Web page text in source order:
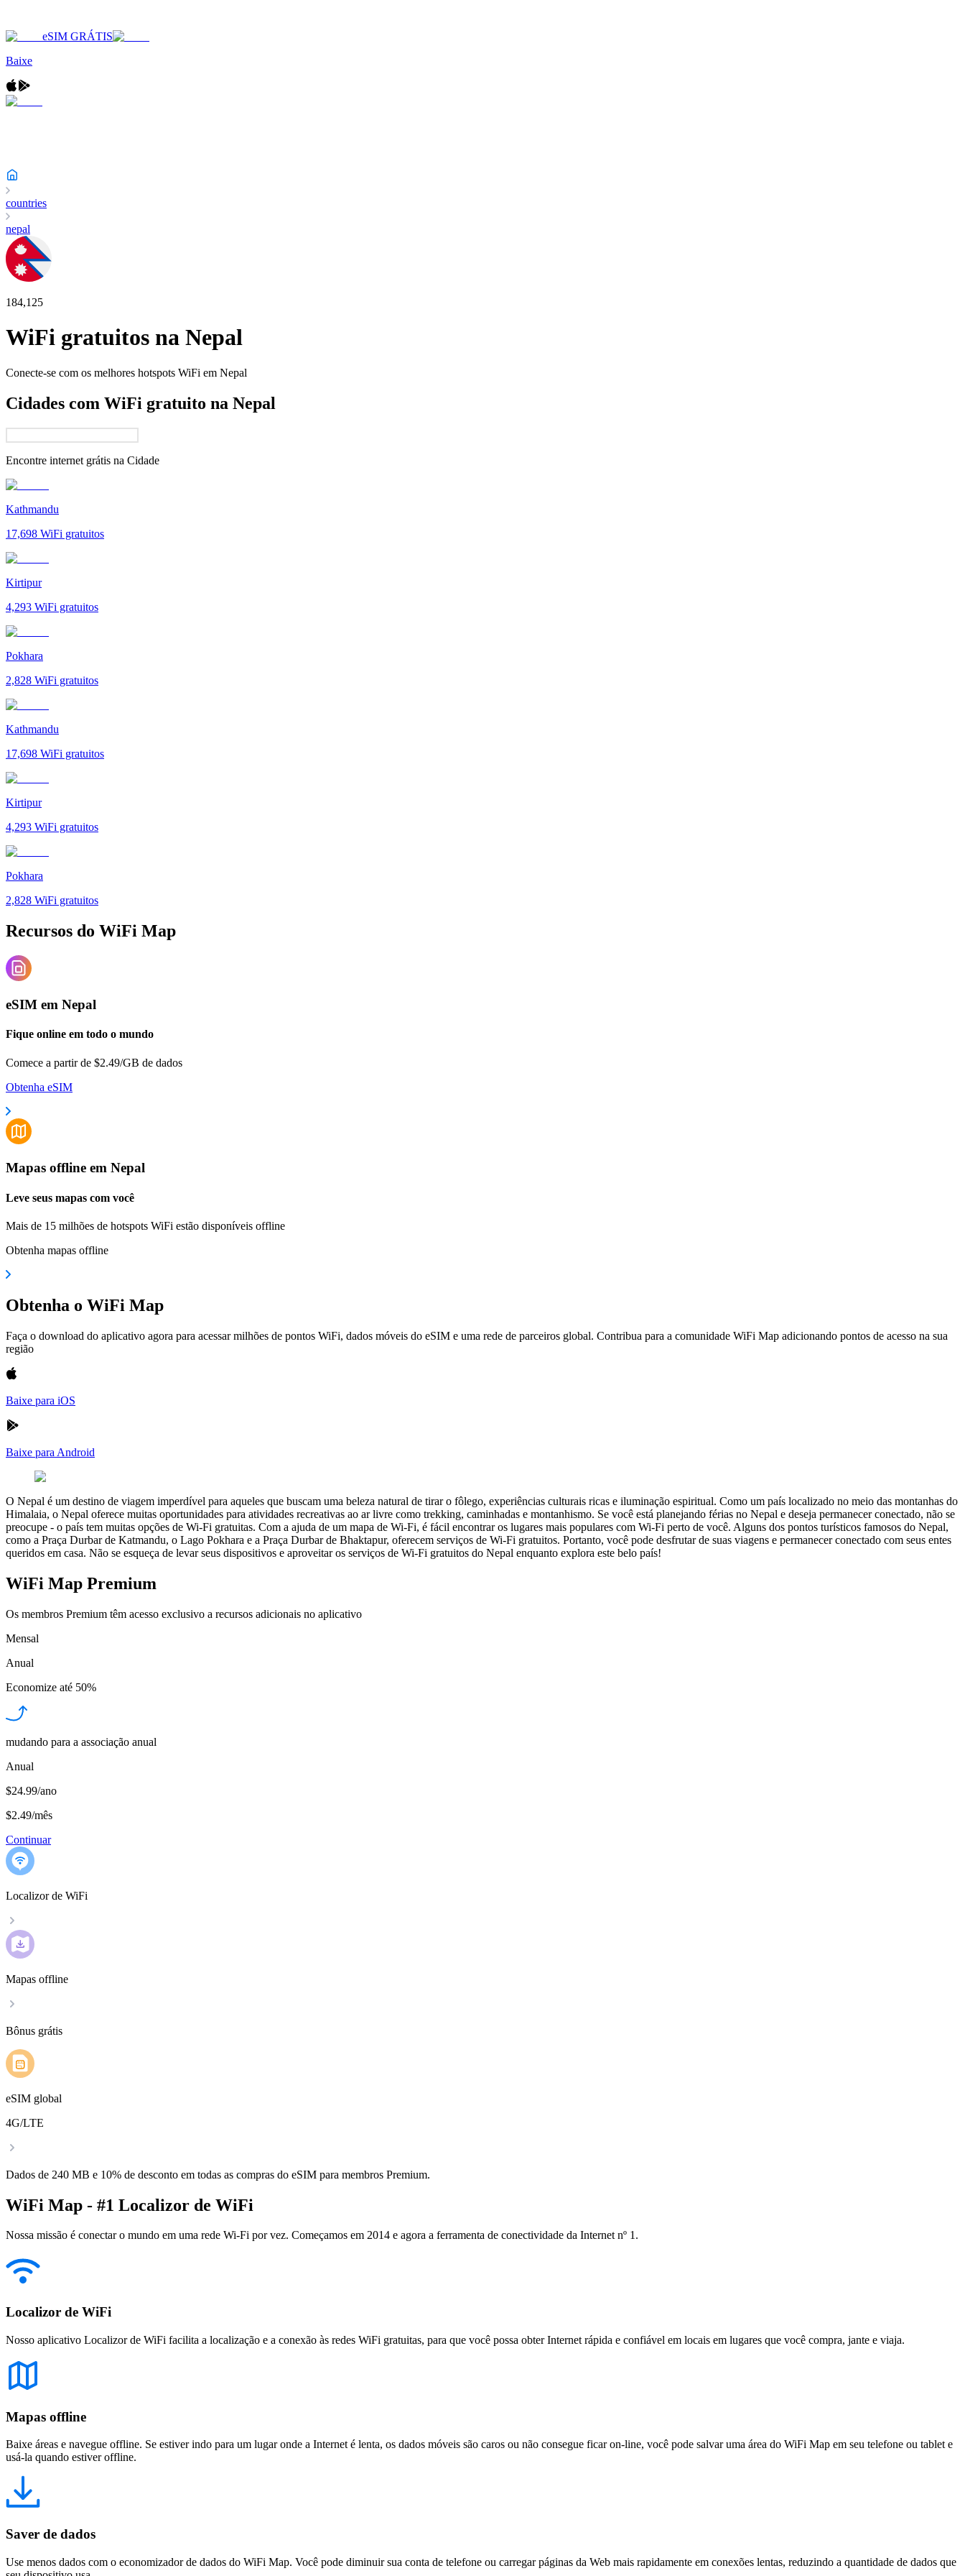
eSIM GRÁTIS
Baixe
countries
nepal
184,125
WiFi gratuitos na Nepal
Conecte-se com os melhores hotspots WiFi em Nepal
Cidades com WiFi gratuito na Nepal
Encontre internet grátis na Cidade
Kathmandu
17,698 WiFi gratuitos
Kirtipur
4,293 WiFi gratuitos
Pokhara
2,828 WiFi gratuitos
Kathmandu
17,698 WiFi gratuitos
Kirtipur
4,293 WiFi gratuitos
Pokhara
2,828 WiFi gratuitos
Recursos do WiFi Map
eSIM em Nepal
Fique online em todo o mundo
Comece a partir de $2.49/GB de dados
Obtenha eSIM
Mapas offline em Nepal
Leve seus mapas com você
Mais de 15 milhões de hotspots WiFi estão disponíveis offline
Obtenha mapas offline
Obtenha o WiFi Map
Faça o download do aplicativo agora para acessar milhões de pontos WiFi, dados móveis do eSIM e uma rede de parceiros global. Contribua para a comunidade WiFi Map adicionando pontos de acesso na sua
região
Baixe para iOS
Baixe para Android
O Nepal é um destino de viagem imperdível para aqueles que buscam uma beleza natural de tirar o fôlego, experiências culturais ricas e iluminação espiritual. Como um país localizado no meio das montanhas do
Himalaia, o Nepal oferece muitas oportunidades para atividades recreativas ao ar livre como trekking, caminhadas e montanhismo. Se você está planejando férias no Nepal e deseja permanecer conectado, não se
preocupe - o país tem muitas opções de Wi-Fi gratuitas. Com a ajuda de um mapa de Wi-Fi, é fácil encontrar os lugares mais populares com Wi-Fi perto de você. Alguns dos pontos turísticos famosos do Nepal,
como a Praça Durbar de Katmandu, o Lago Pokhara e a Praça Durbar de Bhaktapur, oferecem serviços de Wi-Fi gratuitos. Portanto, você pode desfrutar de suas viagens e permanecer conectado com seus entes
queridos em casa. Não se esqueça de levar seus dispositivos e aproveitar os serviços de Wi-Fi gratuitos do Nepal enquanto explora este belo país!
WiFi Map Premium
Os membros Premium têm acesso exclusivo a recursos adicionais no aplicativo
Mensal
Anual
Economize até 50%
mudando para a associação anual
Anual
$24.99/ano
$2.49/mês
Continuar
Localizor de WiFi
Mapas offline
Bônus grátis
eSIM global
4G/LTE
Dados de 240 MB e 10% de desconto em todas as compras do eSIM para membros Premium.
WiFi Map - #1 Localizor de WiFi
Nossa missão é conectar o mundo em uma rede Wi-Fi por vez. Começamos em 2014 e agora a ferramenta de conectividade da Internet nº 1.
Localizor de WiFi
Nosso aplicativo Localizor de WiFi facilita a localização e a conexão às redes WiFi gratuitas, para que você possa obter Internet rápida e confiável em locais em lugares que você compra, jante e viaja.
Mapas offline
Baixe áreas e navegue offline. Se estiver indo para um lugar onde a Internet é lenta, os dados móveis são caros ou não consegue ficar on-line, você pode salvar uma área do WiFi Map em seu telefone ou tablet e
usá-la quando estiver offline.
Saver de dados
Use menos dados com o economizador de dados do WiFi Map. Você pode diminuir sua conta de telefone ou carregar páginas da Web mais rapidamente em conexões lentas, reduzindo a quantidade de dados que